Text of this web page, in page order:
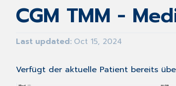
CGM TMM -
Last updated Oct 15, 2024
Verfügt der aktuelle Patient bereits